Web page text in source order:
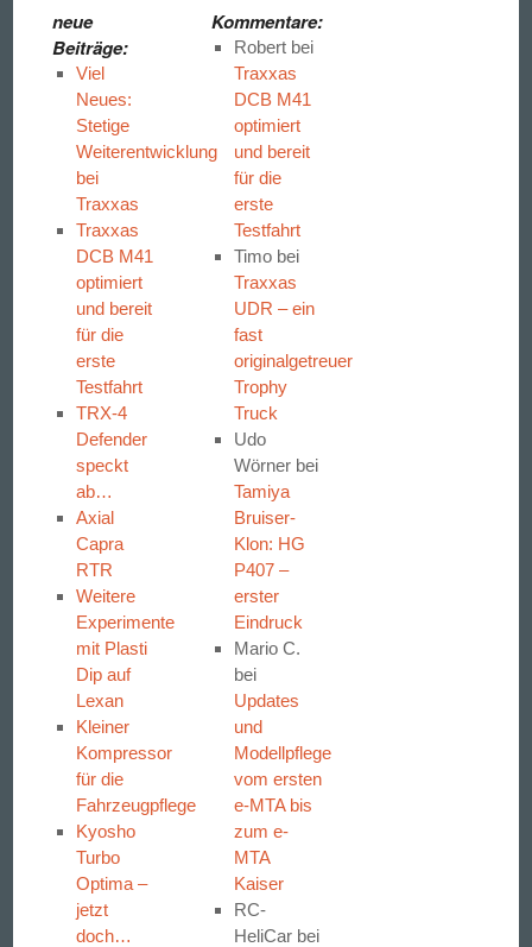
neue
Beiträge:
Viel
Neues:
Stetige
Weiterentwicklung
bei
Traxxas
Traxxas
DCB M41
optimiert
und bereit
für die
erste
Testfahrt
TRX-4
Defender
speckt
ab…
Axial
Capra
RTR
Weitere
Experimente
mit Plasti
Dip auf
Lexan
Kleiner
Kompressor
für die
Fahrzeugpflege
Kyosho
Turbo
Optima –
jetzt
doch…
Kommentare:
Robert bei
Traxxas
DCB M41
optimiert
und bereit
für die
erste
Testfahrt
Timo bei
Traxxas
UDR – ein
fast
originalgetreuer
Trophy
Truck
Udo
Wörner bei
Tamiya
Bruiser-
Klon: HG
P407 –
erster
Eindruck
Mario C.
bei
Updates
und
Modellpflege
vom ersten
e-MTA bis
zum e-
MTA
Kaiser
RC-
HeliCar bei